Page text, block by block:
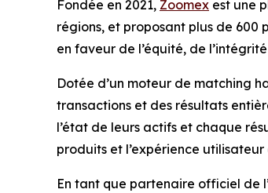
Fondée en 2021, Zoomex est une
régions, et proposant plus de 600
en faveur de l’équité, de
Dotée d’un moteur de matching
transactions et des résultats
l’état de leurs actifs et chaque
produits et l’expérience
En tant que partenaire officiel de